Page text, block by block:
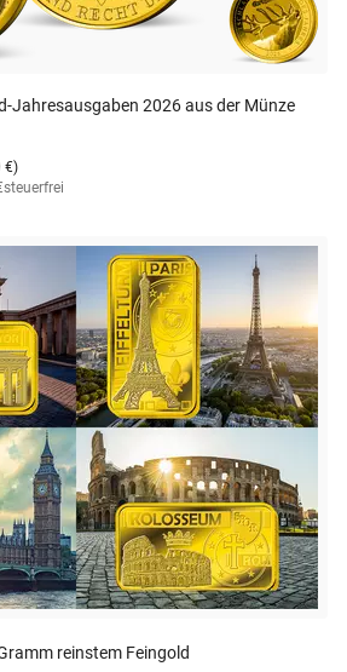
Jahresausgaben 2026 aus der Münze
€)
steuerfrei
reinstem Feingold